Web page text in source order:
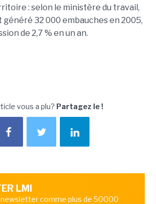
: selon le ministère du travail,
32 000 embauches en 2005,
de 2,7 % en un an.
vous a plu? Partagez le !
LMI
comme plus de 50000